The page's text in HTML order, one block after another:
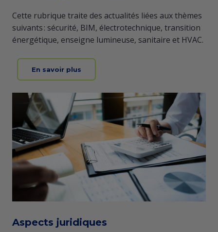
Cette rubrique traite des actualités liées aux thèmes
suivants : sécurité, BIM, électrotechnique, transition
énergétique, enseigne lumineuse, sanitaire et HVAC.
En savoir plus
Aspects juridiques